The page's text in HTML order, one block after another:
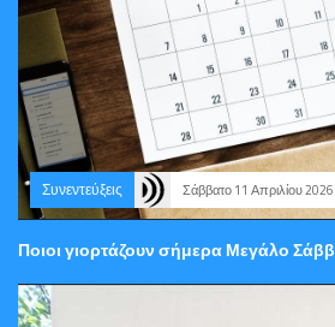
Συνεντεύξεις Σάββατο 11 Απριλίου
Ποιοι γιορτάζουν σήμερα Μεγάλο